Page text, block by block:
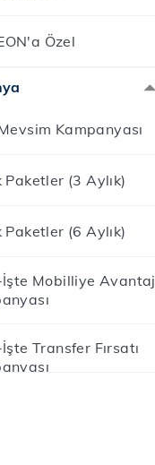
Özel
Kampanyası
Paketler (3 Aylık)
Paketler (6 Aylık)
İşte Mobilliye Avantaj
Transfer Fırsatı